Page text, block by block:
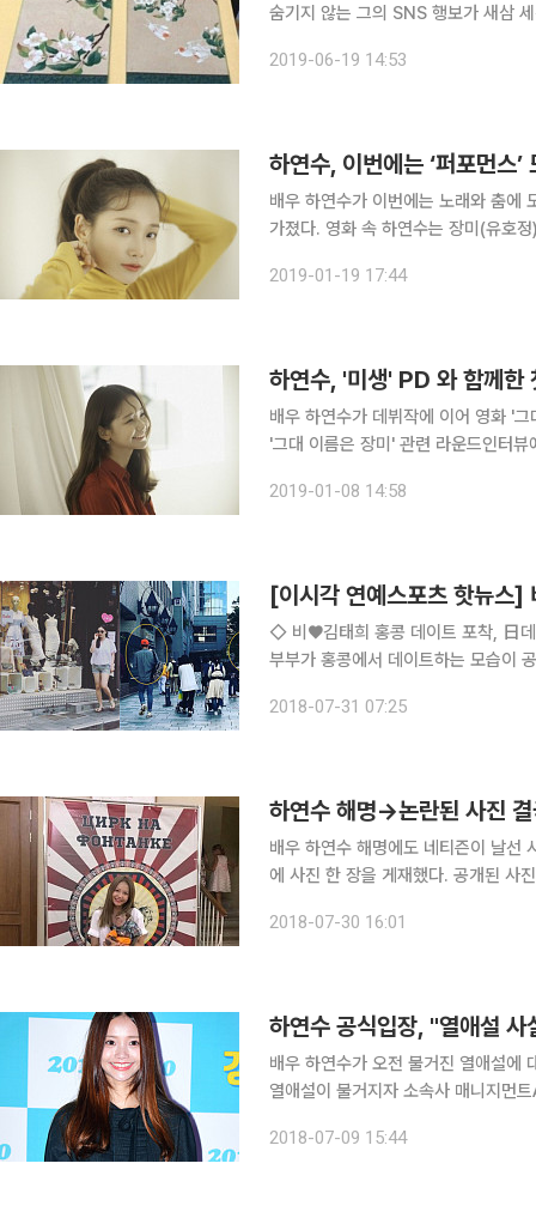
숨기지 않는 그의 SNS 행보가 새삼 세간의 도마에 오른
작업한 거냐"라는 질문을 받고 보인
2019-06-19 14:53
하연수, 이번에는 ‘퍼포먼
배우 하연수가 이번에는 노래와 춤에 도전한다. 하연수는 19일 영화 ‘그대 이름
가졌다. 영화 속 하연수는 장미(유호정)의 젊은 시절을 연기한다. 극중 장미는 가수를 꿈꾼다. 무대
는 복수의 매체와 인터뷰를 통해
2019-01-19 17:44
배우 하연수가 데뷔작에 이어 영화 '그대 이름
'그대 이름은 장미' 관련 라운드인터
며 "당시 기타를 하나도 칠줄 몰랐지
2019-01-08 14:58
◇ 비♥김태희 홍콩 데이트 포착, 日데이트와 오버랩? 가수 겸 배우
부부가 홍콩에서 데이트하는 모습이
걷고 있다. 두 사람은 멀리서 봐도 한
2018-07-31 07:25
하연수 해명→논란된 사진
배우 하연수 해명에도 네티즌이 날선 시선을 거두지 않고
에 사진 한 장을 게재했다. 공개된 사
2018-07-30 16:01
하연수 공식입장, "열애설
배우 하연수가 오전 불거진 열애설에 대해 공식입장을 밝
열애설이 불거지자 소속사 매니지먼
하연수가 6살 연상의 패션 사업가 A
2018-07-09 15:44